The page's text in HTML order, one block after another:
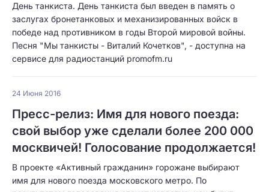
День танкиста. День танкиста был введен в память о
заслугах бронетанковых и механизированных войск в
победе над противником в годы Второй мировой войны.
Песня "Мы танкисты - Виталий Кочетков", - доступна на
сервисе для радиостанций promofm.ru
24 Июня 2016
Пресс-релиз: Имя для нового поезда:
свой выбор уже сделали более 200 000
москвичей! Голосование продолжается!
В проекте «Активный гражданин» горожане выбирают
имя для нового поезда московского метро. По